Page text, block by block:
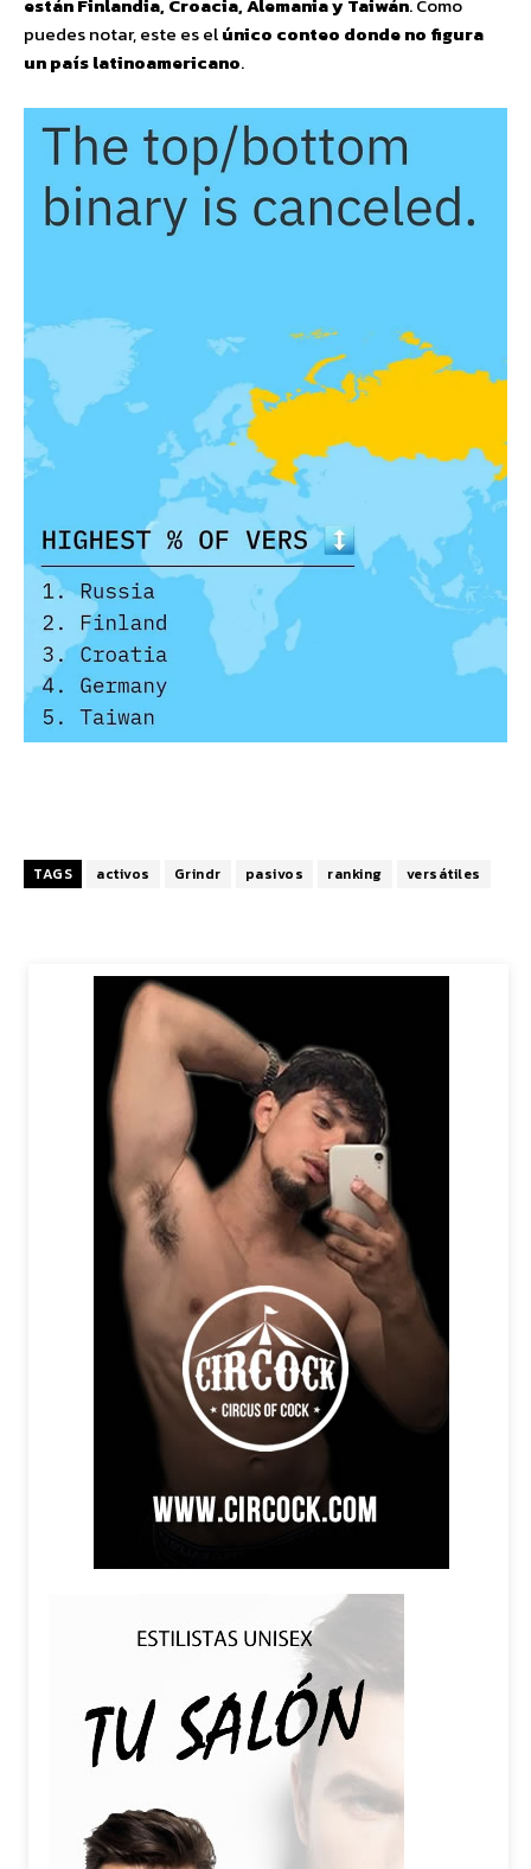
puedes notar, este es elúnico conteo donde no figura
un país latinoamericano.
TAGS activos Grindr pasivos ranking versátiles